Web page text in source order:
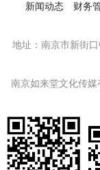
新闻动态 财务
地址：南京市新街
南京如来堂文化传